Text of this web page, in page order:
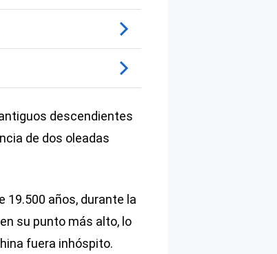
descendientes
de dos oleadas
19.500 años, durante la
su punto más alto, lo
fuera inhóspito.